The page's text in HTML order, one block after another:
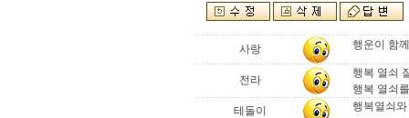
사랑 행운이 함
전라
행복 열쇠
행복 열쇠
테돌이
행복열쇠